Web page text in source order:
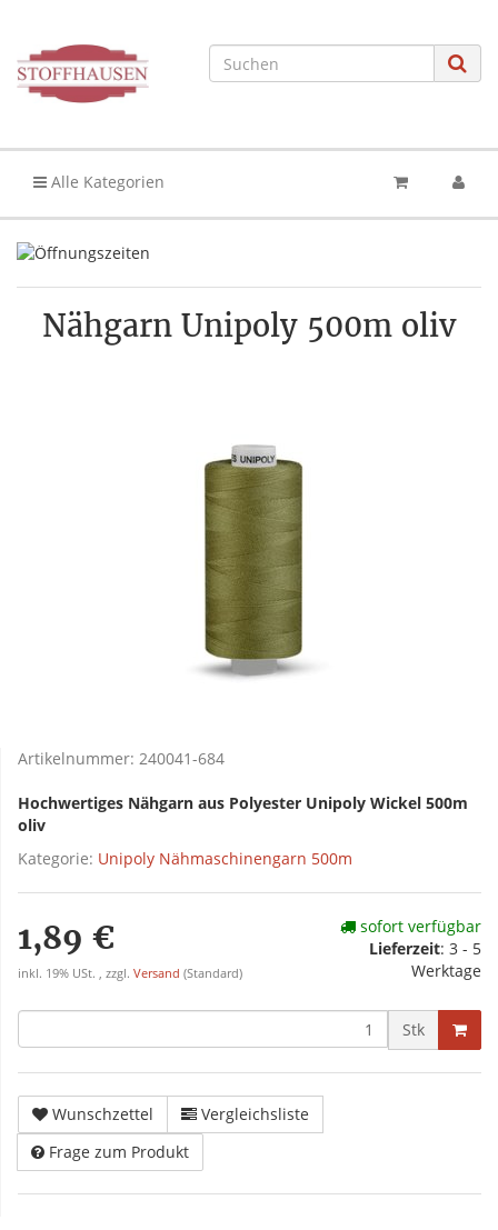
Alle Kategorien
Nähgarn Unipoly 500m oliv
Artikelnummer: 240041-684
Hochwertiges Nähgarn aus Polyester Unipoly Wickel 500m
oliv
Kategorie: Unipoly Nähmaschinengarn 500m
1,89 €
inkl. 19% USt. , zzgl. Versand (Standard)
sofort verfügbar
Lieferzeit: 3 - 5
Werktage
Stk
Wunschzettel
Vergleichsliste
Frage zum Produkt